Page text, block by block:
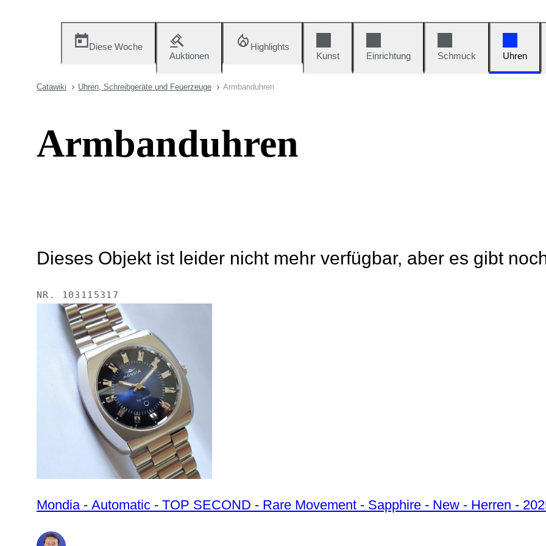
Diese Woche
Auktionen
Highlights
Kunst
Einrichtung Schmuck Uhren
Catawiki Uhren, Schreibgeräte und Feuerzeuge Armbanduhren
Armbanduhren
Dieses Objekt ist leider nicht mehr verfügbar, aber es gibt
NR. 103115317
Mondia - Automatic - TOP SECOND - Rare Movement - Sapphire - New - Herren -